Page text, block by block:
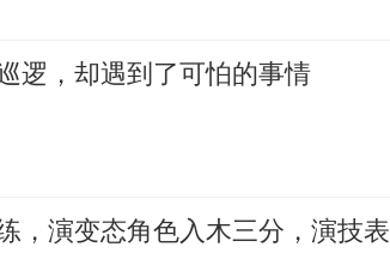
逻，却遇到了可怕的事情
，演变态角色入木三分，演技表